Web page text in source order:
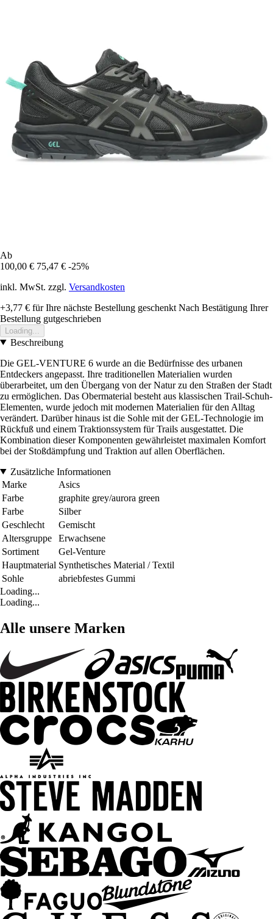
Ab
100,00 € 75,47 € -25%
inkl. MwSt. zzgl. Versandkosten
+3,77 € für Ihre nächste Bestellung geschenkt Nach Bestätigung Ihrer
Bestellung gutgeschrieben
Loading...
Beschreibung
Die GEL-VENTURE 6 wurde an die Bedürfnisse des urbanen
Entdeckers angepasst. Ihre traditionellen Materialien wurden
überarbeitet, um den Übergang von der Natur zu den Straßen der Stadt
zu ermöglichen. Das Obermaterial besteht aus klassischen Trail-Schuh-
Elementen, wurde jedoch mit modernen Materialien für den Alltag
verändert. Darüber hinaus ist die Sohle mit der GEL-Technologie im
Rückfuß und einem Traktionssystem für Trails ausgestattet. Die
Kombination dieser Komponenten gewährleistet maximalen Komfort
bei der Stoßdämpfung und Traktion auf allen Oberflächen.
Zusätzliche Informationen
Marke
Asics
Farbe
graphite grey/aurora green
Farbe
Silber
Geschlecht
Gemischt
Altersgruppe
Erwachsene
Sortiment
Gel-Venture
Hauptmaterial Synthetisches Material / Textil
Sohle
abriebfestes Gummi
Loading...
Loading...
Alle unsere Marken